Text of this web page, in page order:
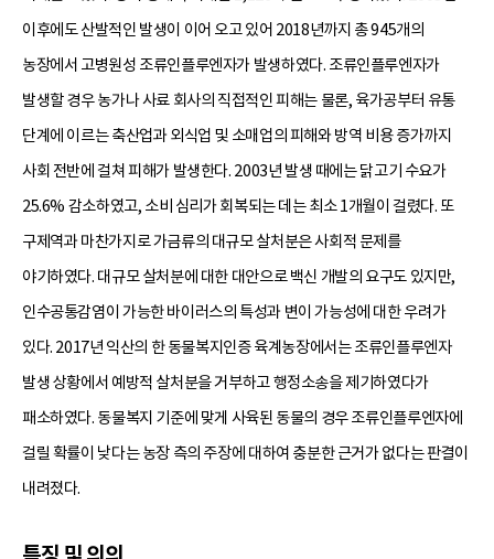
이후에도 산발적인 발생이 이어 오고 있어 2018년까지 총 945개의
농장에서 고병원성 조류인플루엔자가 발생하였다. 조류인플루엔자가
발생할 경우 농가나 사료 회사의 직접적인 피해는 물론, 육가공부터 유통
단계에 이르는 축산업과 외식업 및 소매업의 피해와 방역 비용 증가까지
사회 전반에 걸쳐 피해가 발생한다. 2003년 발생 때에는 닭고기 수요가
25.6% 감소하였고, 소비 심리가 회복되는 데는 최소 1개월이 걸렸다. 또
구제역과 마찬가지로 가금류의 대규모 살처분은 사회적 문제를
야기하였다. 대규모 살처분에 대한 대안으로 백신 개발의 요구도 있지만,
인수공통감염이 가능한 바이러스의 특성과 변이 가능성에 대한 우려가
있다. 2017년 익산의 한 동물복지인증 육계농장에서는 조류인플루엔자
발생 상황에서 예방적 살처분을 거부하고 행정소송을 제기하였다가
패소하였다. 동물복지 기준에 맞게 사육된 동물의 경우 조류인플루엔자에
걸릴 확률이 낮다는 농장 측의 주장에 대하여 충분한 근거가 없다는 판결이
내려졌다.